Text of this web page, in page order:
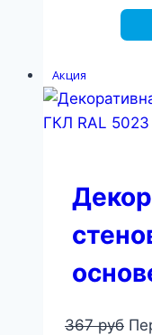
Акция
367руб